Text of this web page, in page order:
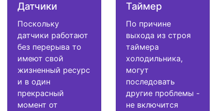
Датчики
Поскольку
датчики работают
без перерыва то
имеют свой
жизненный ресурс
и в один
прекрасный
момент от
Таймер
По причине
выхода из строя
таймера
холодильника,
могут
последовать
другие проблемы -
не включится